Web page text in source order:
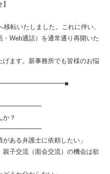
転いたしました。これに伴い、
Web通話）を通常通り再開いた
ます。新事務所でも皆様のお悩
？
ある弁護士に依頼したい」
親子交流（面会交流）の機会は欲